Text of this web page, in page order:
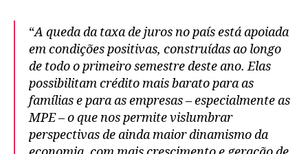
“A queda da taxa de juros no país está apoiada
em condições positivas, construídas ao longo
de todo o primeiro semestre deste ano. Elas
possibilitam crédito mais barato para as
famílias e para as empresas – especialmente as
MPE – o que nos permite vislumbrar
perspectivas de ainda maior dinamismo da